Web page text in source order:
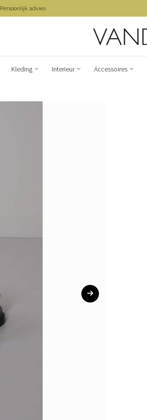
Persoonlijk advies
Kleding Interieur Accessoires